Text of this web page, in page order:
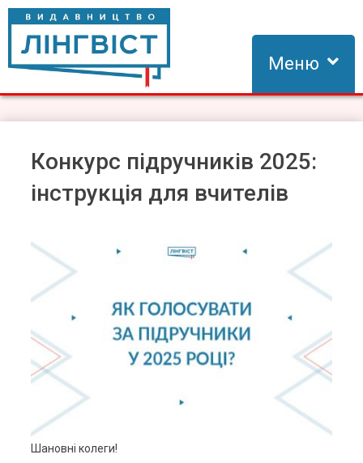
Skip
content
Видавництво Лінгвіст
Видавництво Лінгвіст – адаптація та створення видань для
Меню
Конкурс підручників 2025:
інструкція для вчителів
Шановні колеги!